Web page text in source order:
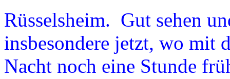
Rüsselsheim. Gut sehen
insbesondere jetzt, wo mit
Nacht noch eine Stunde